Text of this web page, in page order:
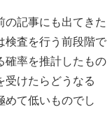
の記事にも出てきた
検査を行う前段階で
確率を推計したもの
受けたらどうなる
めて低いものでし